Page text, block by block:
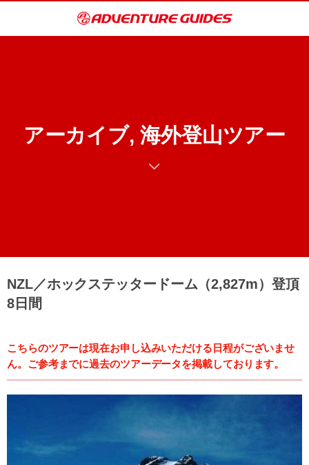
アーカイブ, 海外登山ツアー
NZL／ホックステッタードーム（2,827m）登頂
8日間
こちらのツアーは現在お申し込みいただける日程がございませ
ん。ご参考までに過去のツアーデータを掲載しております。